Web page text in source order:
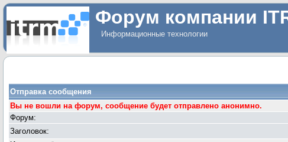
Форум компании
Информационные технологии
Отправка сообщения
Вы не вошли на форум, сообщение будет отправлено анонимно.
Форум:
Заголовок: